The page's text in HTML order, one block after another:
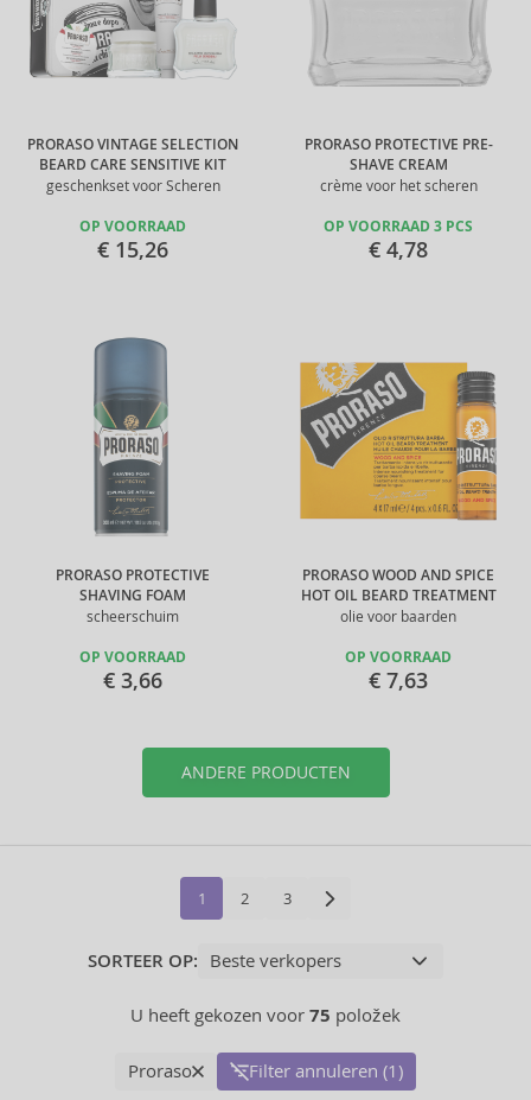
PRORASO VINTAGE SELECTION
BEARD CARE SENSITIVE KIT
geschenkset voor Scheren
OP VOORRAAD
€ 15,26
PRORASO PROTECTIVE PRE-
SHAVE CREAM
crème voor het scheren
OP VOORRAAD 3 PCS
€ 4,78
PRORASO PROTECTIVE
SHAVING FOAM
scheerschuim
OP VOORRAAD
€ 3,66
PRORASO WOOD AND SPICE
HOT OIL BEARD TREATMENT
olie voor baarden
OP VOORRAAD
€ 7,63
ANDERE PRODUCTEN
1 2 3
SORTEER OP:
U heeft gekozen voor 75 položek
Proraso Filter annuleren (1)